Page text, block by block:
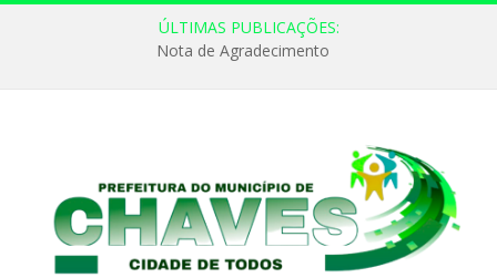
ÚLTIMAS PUBLICAÇÕES:
Nota de Agradecimento